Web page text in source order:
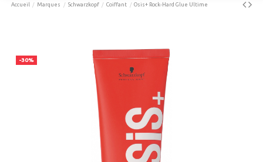
Accueil Marques Schwarzkopf Coiffant Osis+ Rock-Hard Glue Ultime
-30%